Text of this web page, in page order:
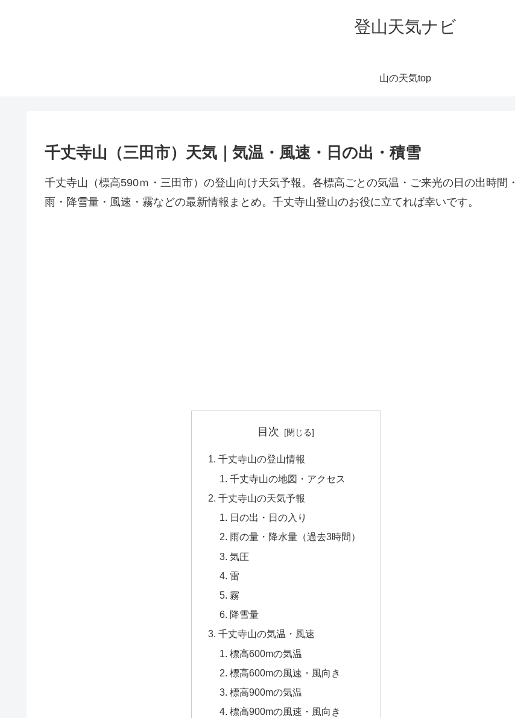
登山天気ナビ
山の天気top
千丈寺山（三田市）天気｜気温・風速・日の出・積雪
千丈寺山（標高590ｍ・三田市）の登山向け天気予報。各標高ごとの気温・ご来光の日の出時間・
雨・降雪量・風速・霧などの最新情報まとめ。千丈寺山登山のお役に立てれば幸いです。
目次
千丈寺山の登山情報
千丈寺山の地図・アクセス
千丈寺山の天気予報
日の出・日の入り
雨の量・降水量（過去3時間）
気圧
雷
霧
降雪量
千丈寺山の気温・風速
標高600mの気温
標高600mの風速・風向き
標高900mの気温
標高900mの風速・風向き